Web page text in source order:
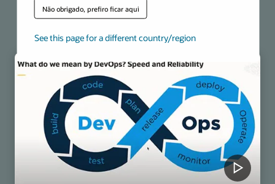
Não obrigado, prefiro ficar aqui
See this page for a different country/region